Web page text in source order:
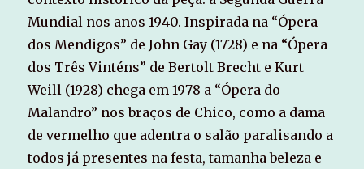
Mundial nos anos 1940. Inspirada na “Ópera
dos Mendigos” de John Gay (1728) e na “Ópera
dos Três Vinténs” de Bertolt Brecht e Kurt
Weill (1928) chega em 1978 a “Ópera do
Malandro” nos braços de Chico, como a dama
de vermelho que adentra o salão paralisando a
todos já presentes na festa, tamanha beleza e